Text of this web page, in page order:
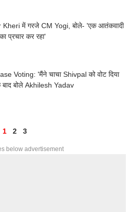
में गरजे CM Yogi, बोले- 'एक आतंकवादी
प्रचार कर रहा'
Voting: 'मैंने चाचा Shivpal को वोट दिया
बोले Akhilesh Yadav
1 2 3
below advertisement